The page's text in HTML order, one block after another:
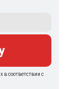
в соответствии с